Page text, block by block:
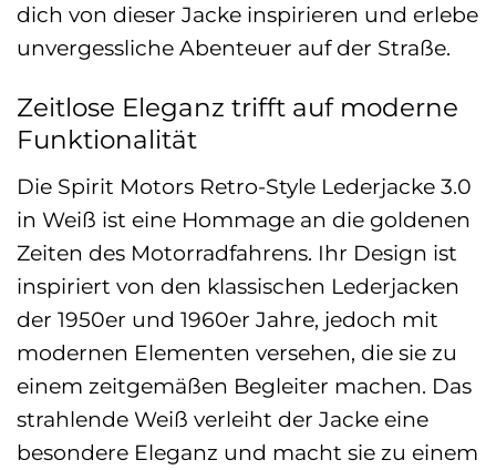
dich von dieser Jacke inspirieren und erlebe
unvergessliche Abenteuer auf der Straße.
Zeitlose Eleganz trifft auf moderne
Funktionalität
Die Spirit Motors Retro-Style Lederjacke 3.0
in Weiß ist eine Hommage an die goldenen
Zeiten des Motorradfahrens. Ihr Design ist
inspiriert von den klassischen Lederjacken
der 1950er und 1960er Jahre, jedoch mit
modernen Elementen versehen, die sie zu
einem zeitgemäßen Begleiter machen. Das
strahlende Weiß verleiht der Jacke eine
besondere Eleganz und macht sie zu einem